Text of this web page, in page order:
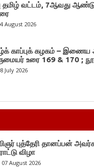
தமிழ் வட்டம், 7ஆவது
August 2026
காப்புக் கழகம் –
உரை 169 & 170 ;
July 2026
புத்தேரி தானப்பன்
விழா
07 August 2026